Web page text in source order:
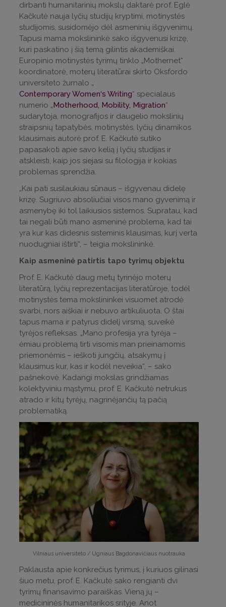
dirbanti humanitarinių mokslų daktarė prof. Eglė
Kačkutė nauja lyčių studijų kryptimi, motinystės
studijomis, susidomėjo dėl asmeninių išgyvenimų.
Tapusi mama mokslininkė sako išgyvenusi krizę,
kuri paskatino į šią temą gilintis akademiškai.
Europinio motinystės tyrimų tinklo „Mothernet“
koordinatorė, moterų literatūrai skirto Oksfordo
universiteto žurnalo „
Contemporary Women‘s Writing“ specialaus
numerio „Motherhood, Mobility, Migration“
sudarytoja, monografijos ir daugelio mokslinių
straipsnių tapatybės, motinystės, lyčių dinamikos
klausimais autorė prof. E. Kačkutė sutiko
papasakoti apie savo kelią į lyčių studijas ir
atskleisti, kaip jos siejasi su filologija ir kokias
problemas sprendžia.
„Kai pati susilaukiau sūnaus – išgyvenau didelę
krizę. Sugriuvo absoliučiai visos mano gyvenimą ir
asmenybę iki tol laikiusios sistemos. Supratau, kad
tai negali būti mano asmeninė problema, kad tai
yra kur kas didesnis sisteminis klausimas, kurį verta
nuodugniai ištirti“, – teigia mokslininkė.
Kaip asmeninė patirtis tapo tyrimų objektu
Prof. E. Kačkutė daug metų tyrinėjo moterų
literatūrą, lyčių reprezentacijas literatūroje, todėl
motinystės tema mokslininkei visuomet atrodė
svarbi, nors aiškiai ir nebuvo artikuliuota. O štai
tapus mama ir patyrus didelį virsmą, suveikė
tyrėjos refleksas. „Mano profesija yra tyrėja –
ėmiau problemą tirti visomis man prieinamomis
priemonėmis – ieškoti jungčių, atsakymų į
klausimus kur, kas ir kodėl neveikia“, – sako
pašnekovė. Kadangi mokslas grindžiamas
kolektyviniu mąstymu, prof. E. Kačkutė netrukus
atrado ir kitų tyrėjų, nagrinėjančių tą pačią
problematiką.
Vilniaus universiteto / Ugniaus Bagdonavičiaus nuotrauka
Paklausta apie konkrečius tyrimus, į kuriuos gilinasi
šiuo metu, prof. E. Kačkutė sako rengianti dvi
tyrimų finansavimo paraiškas. Vieną jų –
medicininės humanitarikos srityje. Anot